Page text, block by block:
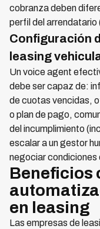
cobranza deben
perfil del arrendatario
Configuración
leasing
Un voice agent
debe ser capaz de:
de cuotas vencidas,
o plan de pago,
del incumplimiento
escalar a un gestor
negociar condiciones
Beneficios
en leasing
Las empresas de